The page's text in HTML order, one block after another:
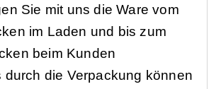
Sie mit uns die Ware vom
im Laden und bis zum
beim Kunden
durch die Verpackung können